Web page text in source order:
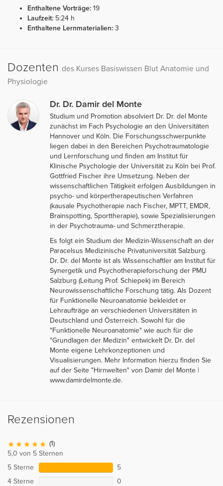
Enthaltene Vorträge: 19
Laufzeit: 5:24 h
Enthaltene Lernmaterialien: 3
Dozenten des Kurses Basiswissen Blut Anatomie und
Physiologie
Dr. Dr. Damir del Monte
Studium und Promotion absolviert Dr. Dr. del Monte
zunächst im Fach Psychologie an den Universitäten
Hannover und Köln. Die Forschungsschwerpunkte
liegen dabei in den Bereichen Psychotraumatologie
und Lernforschung und finden am Institut für
Klinische Psychologie der Universität zu Köln bei Prof.
Gottfried Fischer ihre Umsetzung. Neben der
wissenschaftlichen Tätigkeit erfolgen Ausbildungen in
psycho- und körpertherapeutischen Verfahren
(kausale Psychotherapie nach Fischer, MPTT, EMDR,
Brainspotting, Sporttherapie), sowie Spezialisierungen
in der Psychotrauma- und Schmerztherapie.
Es folgt ein Studium der Medizin-Wissenschaft an der
Paracelsus Medizinische Privatuniversität Salzburg.
Dr. Dr. del Monte ist als Wissenschaftler am Institut für
Synergetik und Psychotherapieforschung der PMU
Salzburg (Leitung Prof. Schiepek) im Bereich
Neurowissenschaftliche Forschung tätig. Als Dozent
für Funktionelle Neuroanatomie bekleidet er
Lehraufträge an verschiedenen Universitäten in
Deutschland und Österreich. Sowohl für die
"Funktionelle Neuroanatomie" wie auch für die
"Grundlagen der Medizin" entwickelt Dr. Dr. del
Monte eigene Lehrkonzeptionen und
Visualisierungen. Mehr Information hierzu finden Sie
auf der Seite "Hirnwelten" von Damir del Monte |
www.damirdelmonte.de.
Rezensionen
(1)
5,0 von 5 Sternen
5 Sterne
5
4 Sterne
0